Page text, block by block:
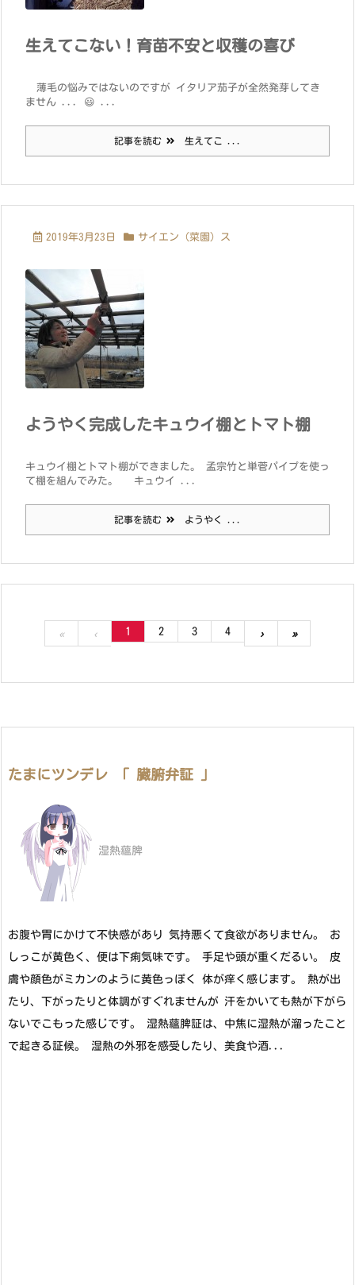
生えてこない！育苗不安と収穫の喜び
薄毛の悩みではないのですが イタリア茄子が全然発芽してき
ません ... 😃 ...
記事を読む 生えてこ ...
2019年3月23日 サイエン（菜園）ス
ようやく完成したキュウイ棚とトマト棚
キュウイ棚とトマト棚ができました。 孟宗竹と単菅パイプを使っ
て棚を組んでみた。 キュウイ ...
記事を読む ようやく ...
« ‹ 1 2 3 4 › »
たまにツンデレ 「 臓腑弁証 」
湿熱蘊脾
お腹や胃にかけて不快感があり 気持悪くて食欲がありません。 お
しっこが黄色く、便は下痢気味です。 手足や頭が重くだるい。 皮
膚や顔色がミカンのように黄色っぽく 体が痒く感じます。 熱が出
たり、下がったりと体調がすぐれませんが 汗をかいても熱が下がら
ないでこもった感じです。 湿熱蘊脾証は、中焦に湿熱が溜ったこと
で起きる証候。 湿熱の外邪を感受したり、美食や酒...